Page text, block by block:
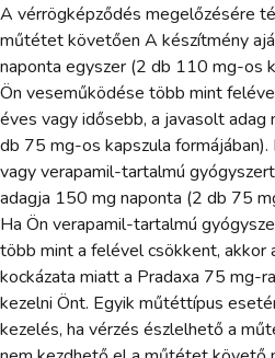
A vérrögképződés megelőzésére
műtétet követően A készítmény
naponta egyszer (2 db 110 mg-os
Ön veseműködése több mint
éves vagy idősebb, a javasolt
db 75 mg-os kapszula formájában).
vagy verapamil-tartalmú
adagja 150 mg naponta (2 db 75
Ha Ön verapamil-tartalmú
több mint a felével csökkent,
kockázata miatt a Pradaxa 75 mg-
kezelni Önt. Egyik műtéttípus
kezelés, ha vérzés észlelhető a